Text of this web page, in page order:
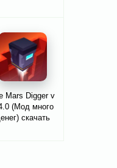
Mars Digger v
(Мод много
скачать